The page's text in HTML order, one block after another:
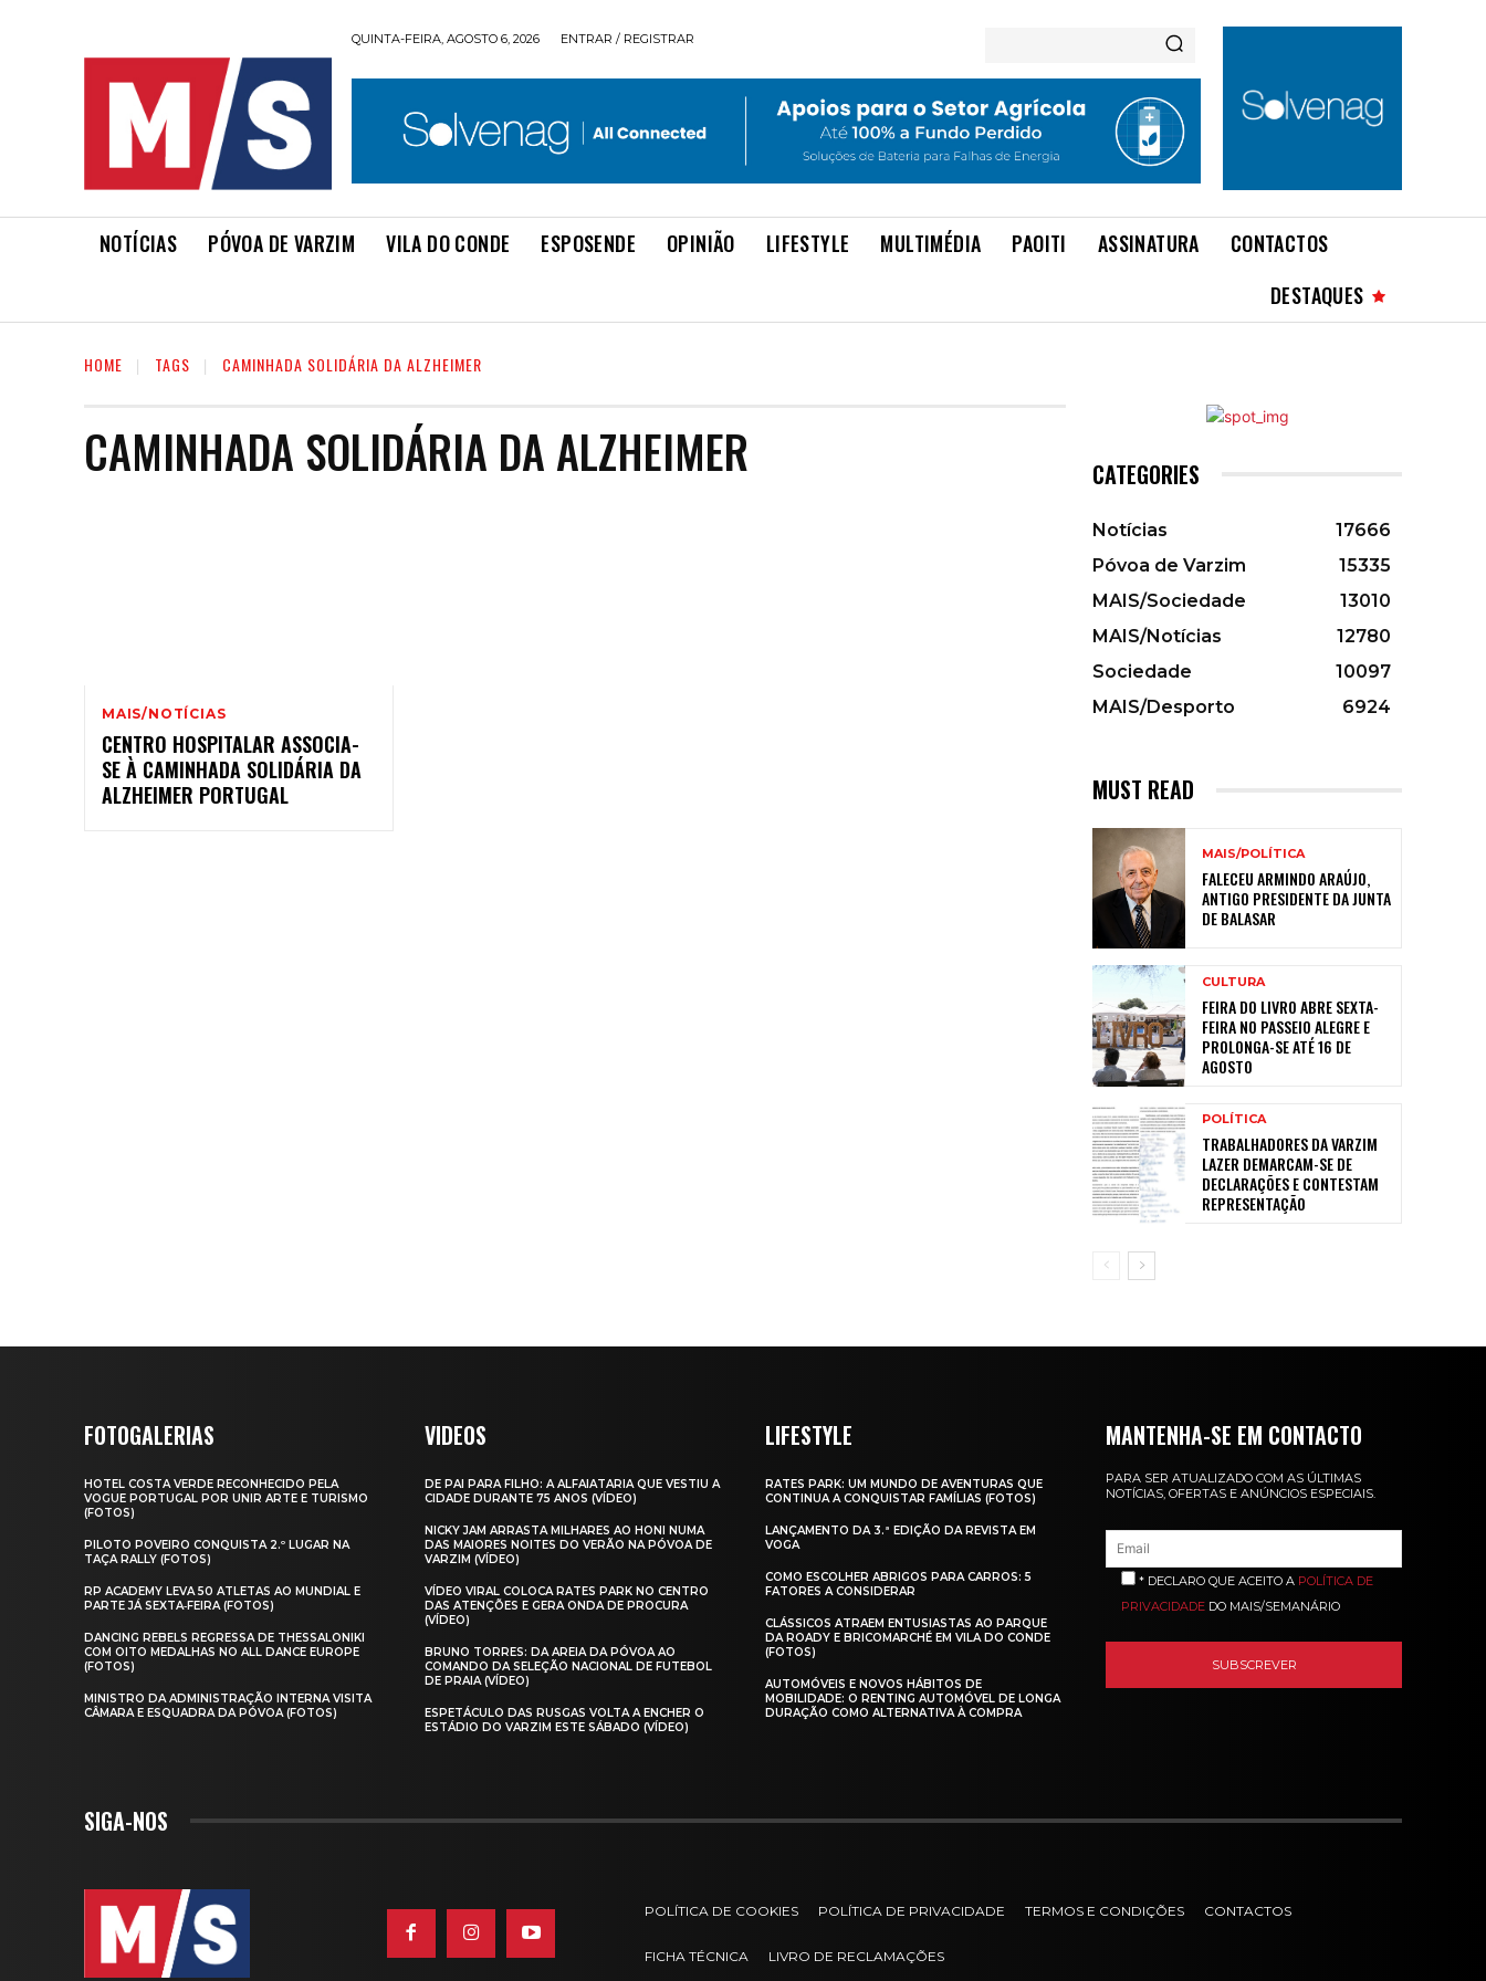
QUINTA-FEIRA, AGOSTO 6, 2026 ENTRAR / REGISTRAR
NOTÍCIAS PÓVOA DE VARZIM VILA DO CONDE ESPOSENDE OPINIÃO LIFESTYLE MULTIMÉDIA PAOITI ASSINATURA
CONTACTOS
DESTAQUES
HOME TAGS CAMINHADA SOLIDÁRIA DA ALZHEIMER
CAMINHADA SOLIDÁRIA DA ALZHEIMER
MAIS/NOTÍCIAS
CENTRO HOSPITALAR ASSOCIA-
SE À CAMINHADA SOLIDÁRIA DA
ALZHEIMER PORTUGAL
CATEGORIES
Notícias
17666
Póvoa de Varzim
15335
MAIS/Sociedade
13010
MAIS/Notícias
12780
Sociedade
10097
MAIS/Desporto
6924
MUST READ
MAIS/POLÍTICA
FALECEU ARMINDO ARAÚJO,
ANTIGO PRESIDENTE DA JUNTA
DE BALASAR
CULTURA
FEIRA DO LIVRO ABRE SEXTA-
FEIRA NO PASSEIO ALEGRE E
PROLONGA-SE ATÉ 16 DE
AGOSTO
POLÍTICA
TRABALHADORES DA VARZIM
LAZER DEMARCAM-SE DE
DECLARAÇÕES E CONTESTAM
REPRESENTAÇÃO
FOTOGALERIAS
HOTEL COSTA VERDE RECONHECIDO PELA
VOGUE PORTUGAL POR UNIR ARTE E TURISMO
(FOTOS)
PILOTO POVEIRO CONQUISTA 2.º LUGAR NA
TAÇA RALLY (FOTOS)
RP ACADEMY LEVA 50 ATLETAS AO MUNDIAL E
PARTE JÁ SEXTA‑FEIRA (FOTOS)
DANCING REBELS REGRESSA DE THESSALONIKI
COM OITO MEDALHAS NO ALL DANCE EUROPE
(FOTOS)
MINISTRO DA ADMINISTRAÇÃO INTERNA VISITA
CÂMARA E ESQUADRA DA PÓVOA (FOTOS)
VIDEOS
DE PAI PARA FILHO: A ALFAIATARIA QUE VESTIU A
CIDADE DURANTE 75 ANOS (VÍDEO)
NICKY JAM ARRASTA MILHARES AO HONI NUMA
DAS MAIORES NOITES DO VERÃO NA PÓVOA DE
VARZIM (VÍDEO)
VÍDEO VIRAL COLOCA RATES PARK NO CENTRO
DAS ATENÇÕES E GERA ONDA DE PROCURA
(VÍDEO)
BRUNO TORRES: DA AREIA DA PÓVOA AO
COMANDO DA SELEÇÃO NACIONAL DE FUTEBOL
DE PRAIA (VÍDEO)
ESPETÁCULO DAS RUSGAS VOLTA A ENCHER O
ESTÁDIO DO VARZIM ESTE SÁBADO (VÍDEO)
LIFESTYLE
RATES PARK: UM MUNDO DE AVENTURAS QUE
CONTINUA A CONQUISTAR FAMÍLIAS (FOTOS)
LANÇAMENTO DA 3.ª EDIÇÃO DA REVISTA EM
VOGA
COMO ESCOLHER ABRIGOS PARA CARROS: 5
FATORES A CONSIDERAR
CLÁSSICOS ATRAEM ENTUSIASTAS AO PARQUE
DA ROADY E BRICOMARCHÉ EM VILA DO CONDE
(FOTOS)
AUTOMÓVEIS E NOVOS HÁBITOS DE
MOBILIDADE: O RENTING AUTOMÓVEL DE LONGA
DURAÇÃO COMO ALTERNATIVA À COMPRA
MANTENHA-SE EM CONTACTO
PARA SER ATUALIZADO COM AS ÚLTIMAS
NOTÍCIAS, OFERTAS E ANÚNCIOS ESPECIAIS.
* DECLARO QUE ACEITO A POLÍTICA DE
PRIVACIDADE DO MAIS/SEMANÁRIO
SIGA-NOS
POLÍTICA DE COOKIES POLÍTICA DE PRIVACIDADE TERMOS E CONDIÇÕES CONTACTOS
FICHA TÉCNICA LIVRO DE RECLAMAÇÕES